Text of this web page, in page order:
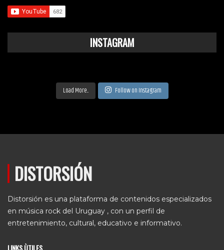
INSTAGRAM
Load More... Follow on Instagram
DISTORSIÓN
Distorsión es una plataforma de contenidos especializados
en música rock del Uruguay , con un perfil de
entretenimiento, cultural, educativo e informativo.
LINKS ÙTILES